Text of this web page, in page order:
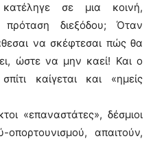
σε μια κοινή,
πρόταση διεξόδου; Όταν
να σκέφτεσαι πώς θα
ώστε να μην καεί! Και ο
καίγεται και «ημείς
«επαναστάτες», δέσμιοι
οπορτουνισμού, απαιτούν,